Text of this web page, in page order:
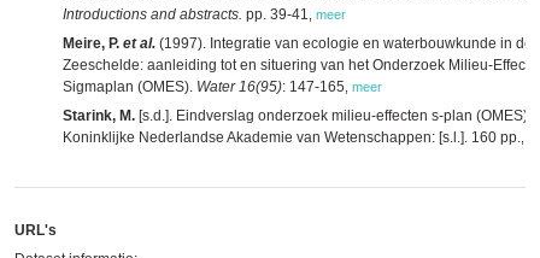
Introductions and abstracts. pp. 39-41 meer
Meire, P. et al. (1997). Integratie van ecologie en waterbouwkunde in de
Zeeschelde: aanleiding tot en situering van het Onderzoek Milieu-
Sigmaplan (OMES). Water 16(95): 147-165 meer
Starink, M. [s.d.]. Eindverslag onderzoek milieu-effecten s-plan (OMES).
Koninklijke Nederlandse Akademie van Wetenschappen: [s.l.]. 160 pp.
URL's